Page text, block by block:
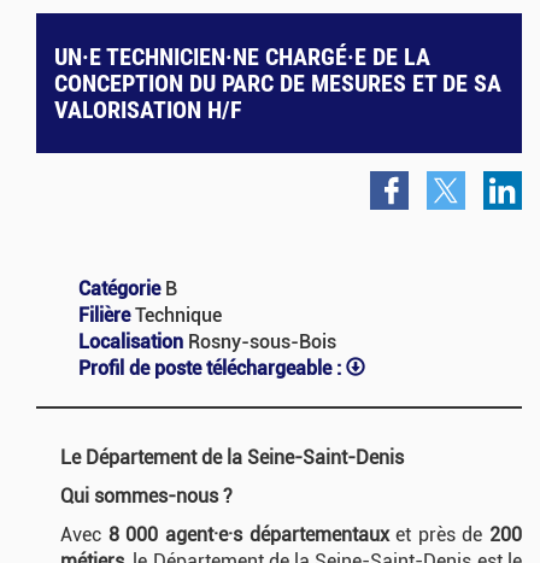
UN·E TECHNICIEN·NE CHARGÉ·E DE LA
CONCEPTION DU PARC DE MESURES ET DE SA
VALORISATION H/F
Catégorie B
FilièreTechnique
Localisation Rosny-sous-Bois
Profil de poste téléchargeable :
Le Département de la Seine-Saint-Denis
Qui sommes-nous ?
Avec 8 000 agent·e·s départementauxet près de 200